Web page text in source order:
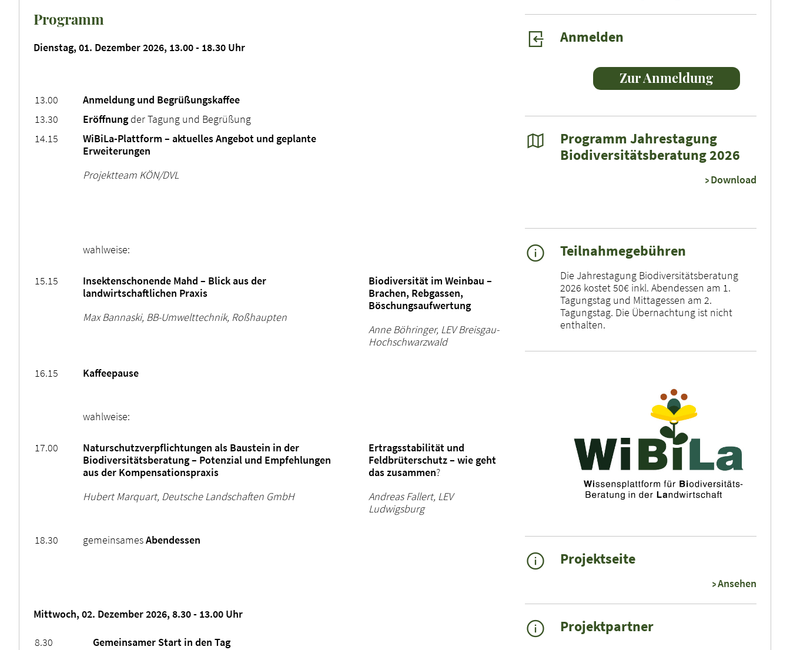
Programm
Dienstag, 01. Dezember 2026, 13.00 - 18.30 Uhr
13.00
Anmeldung und Begrüßungskaffee
13.30
Eröffnung der Tagung und Begrüßung
14.15
WiBiLa-Plattform – aktuelles Angebot und geplante
Erweiterungen
Projektteam KÖN/DVL
wahlweise:
15.15
Insektenschonende Mahd – Blick aus der
landwirtschaftlichen Praxis
Max Bannaski, BB-Umwelttechnik, Roßhaupten
Biodiversität im Weinbau –
Brachen, Rebgassen,
Böschungsaufwertung
Anne Böhringer, LEV Breisgau-
Hochschwarzwald
16.15 Kaffeepause
wahlweise:
17.00
Naturschutzverpflichtungen als Baustein in der
Biodiversitätsberatung – Potenzial und Empfehlungen
aus der Kompensationspraxis
Hubert Marquart, Deutsche Landschaften GmbH
Ertragsstabilität und
Feldbrüterschutz – wie geht
das zusammen?
Andreas Fallert, LEV
Ludwigsburg
18.30 gemeinsamesAbendessen
Mittwoch, 02. Dezember 2026, 8.30 - 13.00 Uhr
8.30
Gemeinsamer Start in den Tag
Anmelden
Zur Anmeldung
Programm Jahrestagung
Biodiversitätsberatung 2026
Download
Teilnahmegebühren
Die Jahrestagung Biodiversitätsberatung
2026 kostet 50€ inkl. Abendessen am 1.
Tagungstag und Mittagessen am 2.
Tagungstag. Die Übernachtung ist nicht
enthalten.
Projektseite
Ansehen
Projektpartner